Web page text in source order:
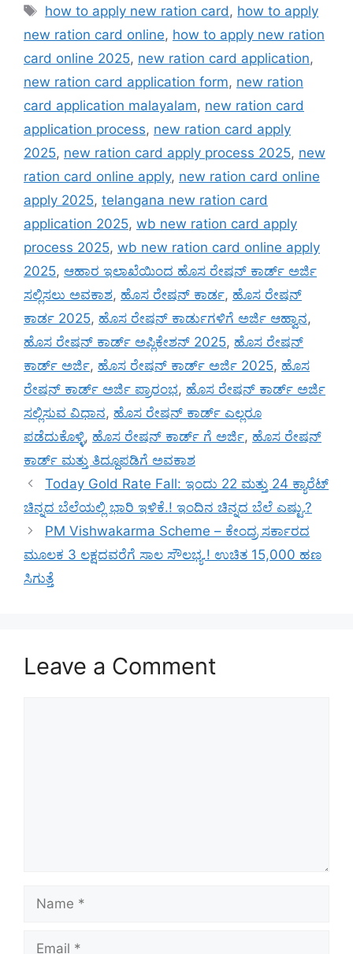
Tags
how to apply new ration card , how to apply
new ration card online, how to apply new ration
card online 2025, new ration card application,
new ration card application form, new ration
card application malayalam, new ration card
application process, new ration card apply
2025, new ration card apply process 2025, new
ration card online apply, new ration card online
apply 2025, telangana new ration card
application 2025, wb new ration card apply
process 2025, wb new ration card online apply
2025, ಆಹಾರ ಇಲಾಖೆಯಿಂದ ಹೊಸ ರೇಷನ್ ಕಾರ್ಡ್ ಅರ್ಜಿ
ಸಲ್ಲಿಸಲು ಅವಕಾಶ, ಹೊಸ ರೇಷನ್ ಕಾರ್ಡ, ಹೊಸ ರೇಷನ್
ಕಾರ್ಡ 2025, ಹೊಸ ರೇಷನ್ ಕಾರ್ಡುಗಳಿಗೆ ಅರ್ಜಿ ಆಹ್ವಾನ,
ಹೊಸ ರೇಷನ್ ಕಾರ್ಡ್ ಅಪ್ಲಿಕೇಶನ್ 2025, ಹೊಸ ರೇಷನ್
ಕಾರ್ಡ್ ಅರ್ಜಿ, ಹೊಸ ರೇಷನ್ ಕಾರ್ಡ್ ಅರ್ಜಿ 2025, ಹೊಸ
ರೇಷನ್ ಕಾರ್ಡ್ ಅರ್ಜಿ ಪ್ರಾರಂಭ, ಹೊಸ ರೇಷನ್ ಕಾರ್ಡ್ ಅರ್ಜಿ
ಸಲ್ಲಿಸುವ ವಿಧಾನ, ಹೊಸ ರೇಷನ್ ಕಾರ್ಡ್ ಎಲ್ಲರೂ
ಪಡೆದುಕೊಳ್ಳಿ, ಹೊಸ ರೇಷನ್ ಕಾರ್ಡ್ ಗೆ ಅರ್ಜಿ, ಹೊಸ ರೇಷನ್
ಕಾರ್ಡ್ ಮತ್ತು ತಿದ್ದೂಪಡಿಗೆ ಅವಕಾಶ
Today Gold Rate Fall: ಇಂದು 22 ಮತ್ತು 24 ಕ್ಯಾರೆಟ್
ಚಿನ್ನದ ಬೆಲೆಯಲ್ಲಿ ಭಾರಿ ಇಳಿಕೆ.! ಇಂದಿನ ಚಿನ್ನದ ಬೆಲೆ ಎಷ್ಟು.?
PM Vishwakarma Scheme – ಕೇಂದ್ರ ಸರ್ಕಾರದ
ಮೂಲಕ 3 ಲಕ್ಷದವರೆಗೆ ಸಾಲ ಸೌಲಭ್ಯ.! ಉಚಿತ 15,000 ಹಣ
ಸಿಗುತ್ತೆ
Leave a Comment